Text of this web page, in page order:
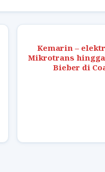
Kemarin –
Mikrotrans
Bieber di